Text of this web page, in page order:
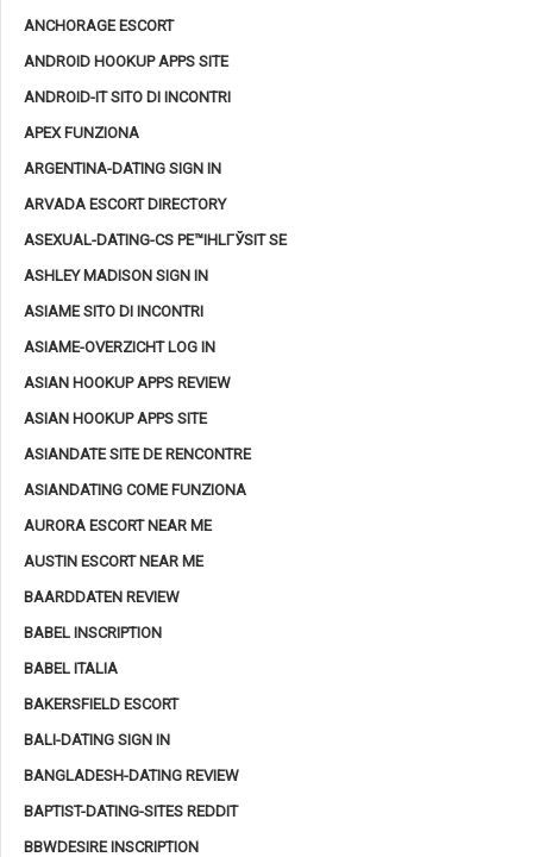
ANCHORAGE ESCORT
ANDROID HOOKUP APPS SITE
ANDROID-IT SITO DI INCONTRI
APEX FUNZIONA
ARGENTINA-DATING SIGN IN
ARVADA ESCORT DIRECTORY
ASEXUAL-DATING-CS PЕ™IHLГЎSIT SE
ASHLEY MADISON SIGN IN
ASIAME SITO DI INCONTRI
ASIAME-OVERZICHT LOG IN
ASIAN HOOKUP APPS REVIEW
ASIAN HOOKUP APPS SITE
ASIANDATE SITE DE RENCONTRE
ASIANDATING COME FUNZIONA
AURORA ESCORT NEAR ME
AUSTIN ESCORT NEAR ME
BAARDDATEN REVIEW
BABEL INSCRIPTION
BABEL ITALIA
BAKERSFIELD ESCORT
BALI-DATING SIGN IN
BANGLADESH-DATING REVIEW
BAPTIST-DATING-SITES REDDIT
BBWDESIRE INSCRIPTION